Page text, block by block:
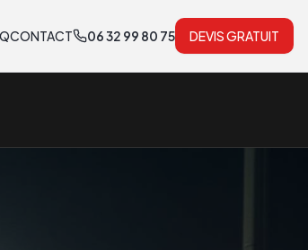
CONTACT 06 32 99 80 75 DEVIS GRATUIT